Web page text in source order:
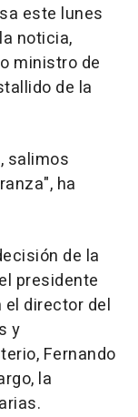
este lunes
noticia,
ministro de
de la
salimos
ha
de la
presidente
el director del
y
Fernando
la